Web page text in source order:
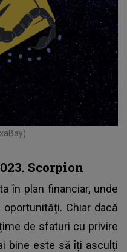
Scorpion
în plan financiar, unde
Chiar dacă
de sfaturi cu privire
bine este să îți asculți